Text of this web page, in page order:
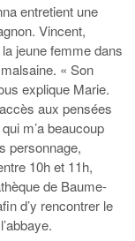
entretient une
Vincent,
jeune femme dans
« Son
explique Marie.
aux pensées
m’a beaucoup
personnage,
10h et 11h,
de Baume-
d’y rencontrer le